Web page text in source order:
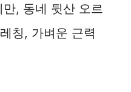
, 동네 뒷산 오르
칭, 가벼운 근력